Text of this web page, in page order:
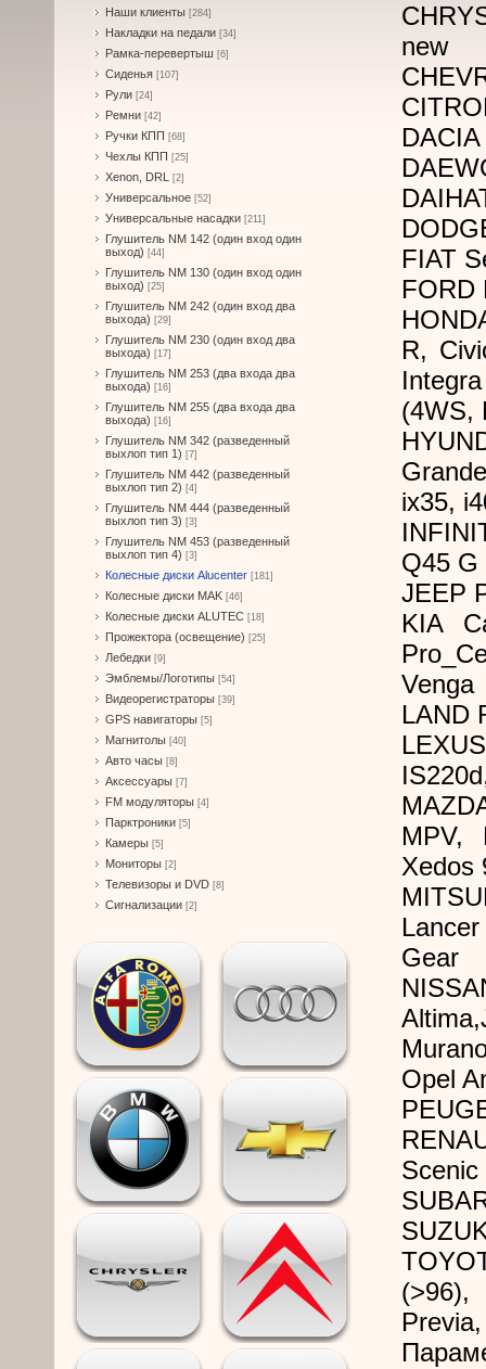
Наши клиенты [284]
Накладки на педали [34]
Рамка-перевертыш [6]
Сиденья [107]
Рули [24]
Ремни [42]
Ручки КПП [68]
Чехлы КПП [25]
Xenon, DRL [2]
Универсальное [52]
Универсальные насадки [211]
Глушитель NM 142 (один вход один
выход) [44]
Глушитель NM 130 (один вход один
выход) [25]
Глушитель NM 242 (один вход два
выхода) [29]
Глушитель NM 230 (один вход два
выхода) [17]
Глушитель NM 253 (два входа два
выхода) [16]
Глушитель NM 255 (два входа два
выхода) [16]
Глушитель NM 342 (разведенный
выхлоп тип 1) [7]
Глушитель NM 442 (разведенный
выхлоп тип 2) [4]
Глушитель NM 444 (разведенный
выхлоп тип 3) [3]
Глушитель NM 453 (разведенный
выхлоп тип 4) [3]
Колесные диски Alucenter [181]
Колесные диски MAK [46]
Колесные диски ALUTEC [18]
Прожектора (освещение) [25]
Лебедки [9]
Эмблемы/Логотипы [54]
Видеорегистраторы [39]
GPS навигаторы [5]
Магнитолы [40]
Авто часы [8]
Аксессуары [7]
FM модуляторы [4]
Парктроники [5]
Камеры [5]
Мониторы [2]
Телевизоры и DVD [8]
Сигнализации [2]
new
FIAT
FORD
R,
(4WS,
ix35,
Q45
JEEP
KIA
Venga
LAND
MPV,
Xedos
Gear
Opel
Scenic
(>96),